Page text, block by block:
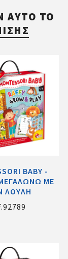
ΑΥΤΌ ΤΟ
BABY -
ΜΕ
ΛΟΥΛΗ